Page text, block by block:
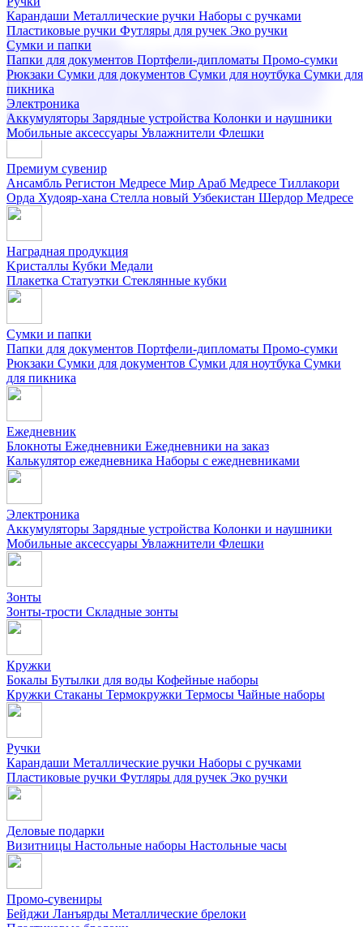
Карандаши Металлические ручки Наборы с ручками
Пластиковые ручки Футляры для ручек Эко ручки
Сумки и папки
Папки для документов Портфели-дипломаты Промо-сумки
Рюкзаки Сумки для документов Сумки для ноутбука Сумки для
пикника
Электроника
Аккумуляторы Зарядные устройства Колонки и наушники
Мобильные аксессуары Увлажнители Флешки
Подарочные наборы
Бизнес наборыКофейные наборы Кошельки
Наборы из кожиНаборы ручекНаборы с аккумуляторами
Наборы с бутылками для воды
Наборы с ежедневниками
Наборы с кружками
флешкамиНовогодние наборыЧайные наборы
Премиум сувенир
Ансамбль Регистон Медресе Мир Араб Медресе Тиллакори
Орда Худояр-хана Стелла новый Узбекистан Шердор Медресе
Наградная продукция
Kристаллы Кубки Медали
Плакетка Статуэтки Стеклянные кубки
Сумки и папки
Папки для документов Портфели-дипломаты Промо-сумки
Рюкзаки Сумки для документов Сумки для ноутбука Сумки
для пикника
Ежедневник
Блокноты Ежедневники Ежедневники на заказ
Калькулятор ежедневника Наборы с ежедневниками
Электроника
Аккумуляторы Зарядные устройства Колонки и наушники
Мобильные аксессуары Увлажнители Флешки
Зонты
Зонты-трости Складные зонты
Кружки
Бокалы Бутылки для воды Кофейные наборы
Кружки Стаканы Термокружки Термосы Чайные наборы
Ручки
Карандаши Металлические ручки Наборы с ручками
Пластиковые ручки Футляры для ручек Эко ручки
Деловые подарки
Визитницы Настольные наборы Настольные часы
Промо-сувениры
Бейджи Ланъярды Металлические брелоки